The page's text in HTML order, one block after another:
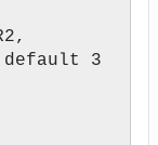
3